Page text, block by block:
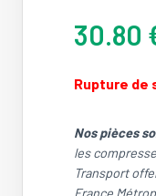
30.80
Rupture de
Nos pièces
les
Transport